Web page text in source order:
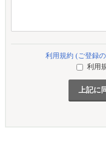
利用規約 (ご登録
利用